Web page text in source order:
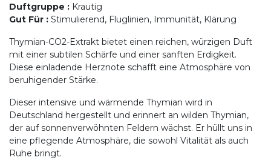
Duftgruppe : Krautig
Gut Für : Stimulierend, Fluglinien, Immunität, Klärung
Thymian-CO2-Extrakt bietet einen reichen, würzigen Duft
mit einer subtilen Schärfe und einer sanften Erdigkeit.
Diese einladende Herznote schafft eine Atmosphäre von
beruhigender Stärke.
Dieser intensive und wärmende Thymian wird in
Deutschland hergestellt und erinnert an wilden Thymian,
der auf sonnenverwöhnten Feldern wächst. Er hüllt uns in
eine pflegende Atmosphäre, die sowohl Vitalität als auch
Ruhe bringt.